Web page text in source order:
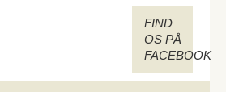
FIND
OS PÅ
FACEBOOK